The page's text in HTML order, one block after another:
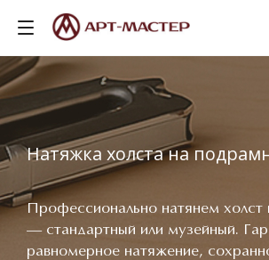
Натяжка холста на
Профессионально натянем холст
— стандартный или музейный.
равномерное натяжение,